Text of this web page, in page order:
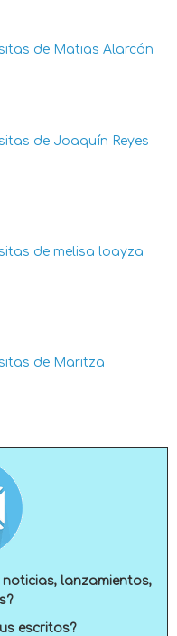
de Matias Alarcón
de Joaquín Reyes
de melisa loayza
de Maritza
lanzamientos,
escritos?